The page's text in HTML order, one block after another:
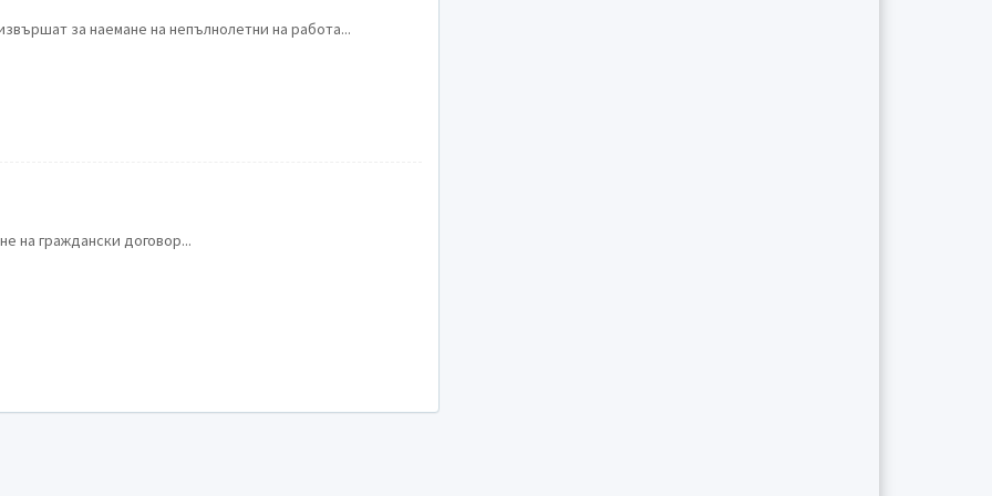
за наемане на непълнолетни на работа...
на граждански договор...